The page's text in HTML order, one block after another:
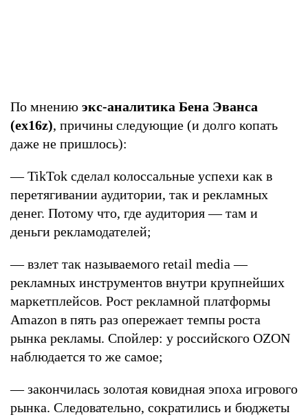
По мнению экс-аналитика Бена Эванса
(ex16z), причины следующие (и долго копать
даже не пришлось):
— TikTok сделал колоссальные успехи как в
перетягивании аудитории, так и рекламных
денег. Потому что, где аудитория — там и
деньги рекламодателей;
— взлет так называемого retail media —
рекламных инструментов внутри крупнейших
маркетплейсов. Рост рекламной платформы
Amazon в пять раз опережает темпы роста
рынка рекламы. Спойлер: у российского OZON
наблюдается то же самое;
— закончилась золотая ковидная эпоха игрового
рынка. Следовательно, сократились и бюджеты